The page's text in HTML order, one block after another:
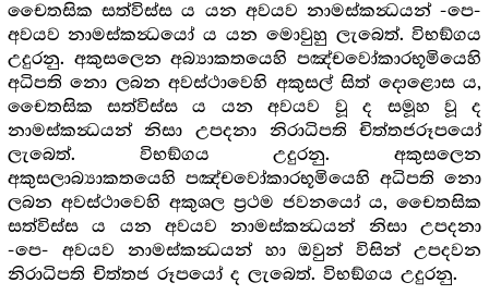
චෛතසික සත්විස්ස ය යන අවයව නාමස්කන්‍ධයන් -පෙ-
අවයව නාමස්කන්‍ධයෝ ය යන මොවුහු ලැබෙත්. විභඞ්ගය
උදුරනු. අකුසලෙන අබ්‍යාකතයෙහි පඤ්චවෝකාරභූමියෙහි
අධිපති නො ලබන අවස්ථාවෙහි අකුසල් සිත් දොළොස ය,
චෛතසික සත්විස්ස ය යන අවයව වූ ද සමූහ වූ ද
නාමස්කන්‍ධයන් නිසා උපදනා නිරාධිපති චිත්තජරූපයෝ
ලැබෙත්. විභඞ්ගය උදුරනු. අකුසලෙන
අකුසලාබ්‍යාකතයෙහි පඤ්චවෝකාරභූමියෙහි අධිපති නො
ලබන අවස්ථාවෙහි අකුශල ප්‍රථම ජවනයෝ ය, චෛතසික
සත්විස්ස ය යන අවයව නාමස්කන්‍ධයන් නිසා උපදනා
-පෙ- අවයව නාමස්කන්‍ධයන් හා ඔවුන් විසින් උපදවන
නිරාධිපති චිත්තජ රූපයෝ ද ලැබෙත්. විභඞ්ගය උදුරනු.